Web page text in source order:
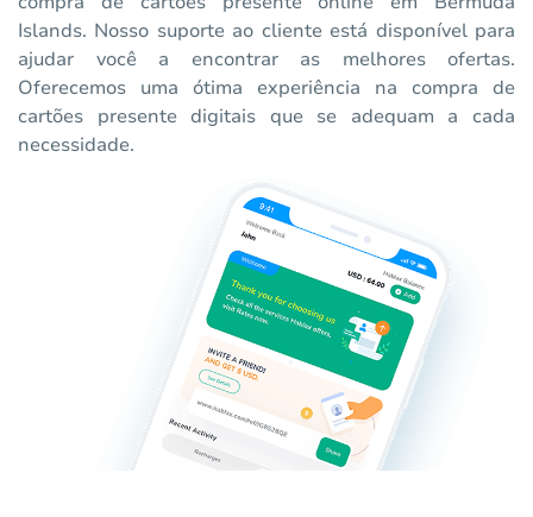
Islands. Nosso suporte ao cliente está disponível para
ajudar você a encontrar as melhores ofertas.
Oferecemos uma ótima experiência na compra de
cartões presente digitais que se adequam a cada
necessidade.